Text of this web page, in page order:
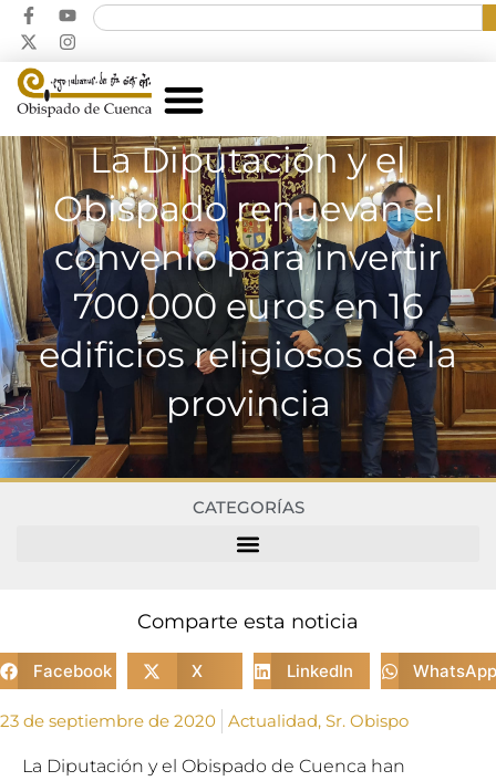
La Diputación y el
Obispado renuevan el
convenio para invertir
700.000 euros en 16
edificios religiosos de la
provincia
CATEGORÍAS
Comparte esta noticia
Facebook X LinkedIn WhatsApp
23 de septiembre de 2020 Actualidad, Sr. Obispo
La Diputación y el Obispado de Cuenca han